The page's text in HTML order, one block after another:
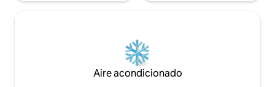
Aire acondicionado